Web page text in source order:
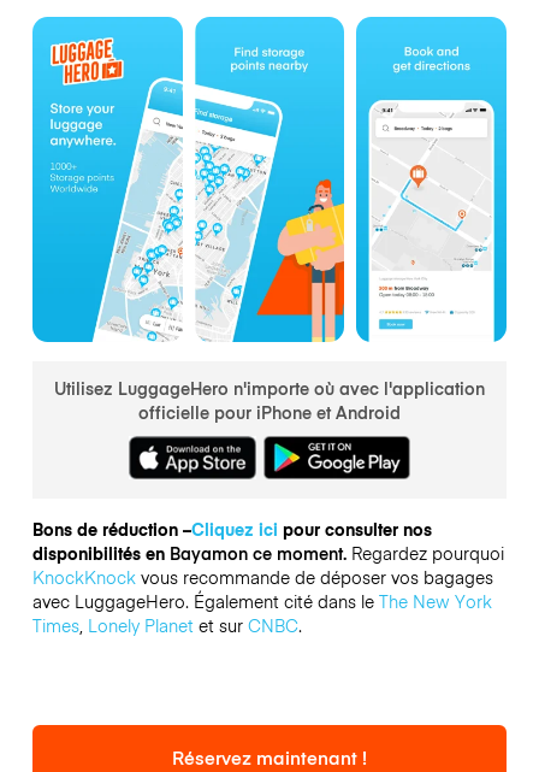
Utilisez LuggageHero n'importe où avec l'application
officielle pour iPhone et Android
Bons de réduction –Cliquez ici pour consulter nos
disponibilités en Bayamon ce moment. Regardez pourquoi
KnockKnockvous recommande de déposer vos bagages
avec LuggageHero. Également cité dans le The New York
Times, Lonely Planetet sur CNBC.
Réservez maintenant !